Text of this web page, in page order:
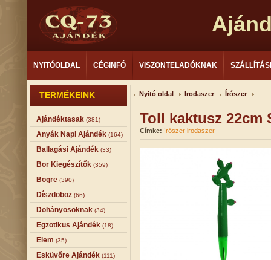
NYITÓOLDAL CÉGINFÓ VISZONTELADÓKNAK
TERMÉKEINK
Ajándéktasak (381)
Anyák Napi Ajándék (164)
Ballagási Ajándék (33)
Bor Kiegészítők (359)
Bögre (390)
Díszdoboz (66)
Dohányosoknak (34)
Egzotikus Ajándék (18)
Elem (35)
Esküvőre Ajándék (111)
Nyitó oldal Irodaszer Írószer
Toll kaktusz 22cm
Címke: írószer irodaszer